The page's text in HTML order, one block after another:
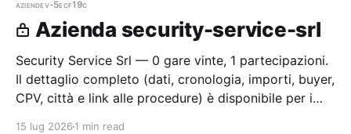
aziendev-5ecf19c
Azienda security-service-srl
Security Service Srl — 0 gare vinte, 1 partecipazioni.
Il dettaglio completo (dati, cronologia, importi, buyer,
CPV, città e link alle procedure) è disponibile per i
15 lug 2026 1 min read